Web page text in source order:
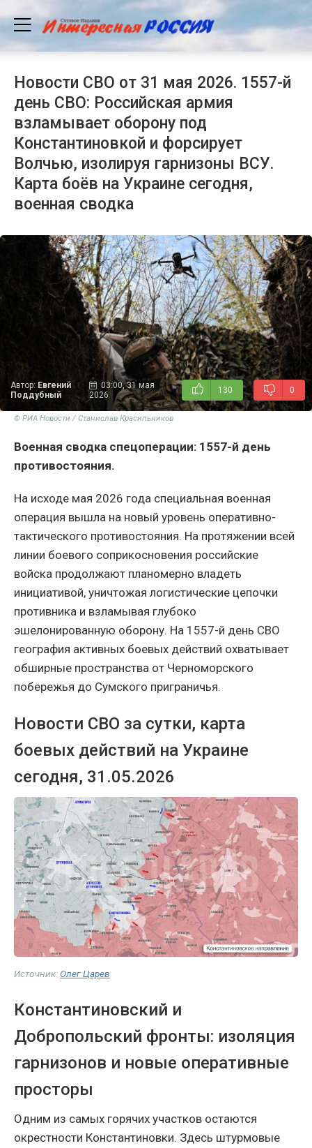
Новости СВО от 31 мая 2026. 1557-й
день СВО: Российская армия
взламывает оборону под
Константиновкой и форсирует
Волчью, изолируя гарнизоны ВСУ.
Карта боёв на Украине сегодня,
военная сводка
Автор: Евгений
Поддубный
03:00, 31 мая
2026
130 0
© РИА Новости / Станислав Красильников
Военная сводка спецоперации: 1557-й день
противостояния.
На исходе мая 2026 года специальная военная
операция вышла на новый уровень оперативно-
тактического противостояния. На протяжении всей
линии боевого соприкосновения российские
войска продолжают планомерно владеть
инициативой, уничтожая логистические цепочки
противника и взламывая глубоко
эшелонированную оборону. На 1557-й день СВО
география активных боевых действий охватывает
обширные пространства от Черноморского
побережья до Сумского приграничья.
Новости СВО за сутки, карта
боевых действий на Украине
сегодня, 31.05.2026
Источник: Олег Царев
Константиновский и
Добропольский фронты: изоляция
гарнизонов и новые оперативные
просторы
Одним из самых горячих участков остаются
окрестности Константиновки. Здесь штурмовые